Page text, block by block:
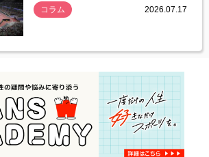
コラム
2026.07.17